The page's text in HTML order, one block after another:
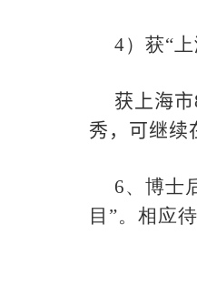
4）获“
获上海市
秀，可继续
6、博士
目”。相应